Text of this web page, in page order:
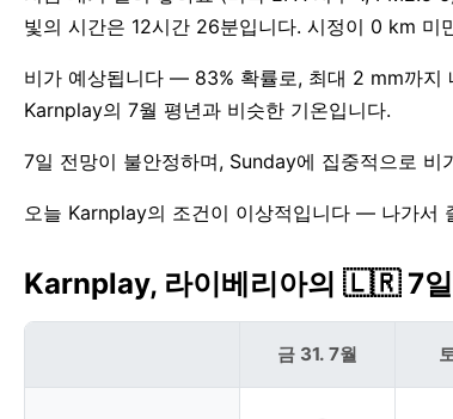
빛의 시간은 12시간 26분입니다. 시정이 0 km
비가 예상됩니다 — 83% 확률로, 최대 2 mm까지
Karnplay의 7월 평년과 비슷한 기온입니다.
7일 전망이 불안정하며, Sunday에 집중적으로
오늘 Karnplay의 조건이 이상적입니다 — 나가서
Karnplay, 라이베리아의 🇱🇷 7일
금 31. 7월